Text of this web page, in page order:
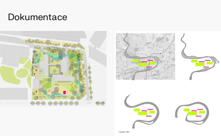
Dokumentace